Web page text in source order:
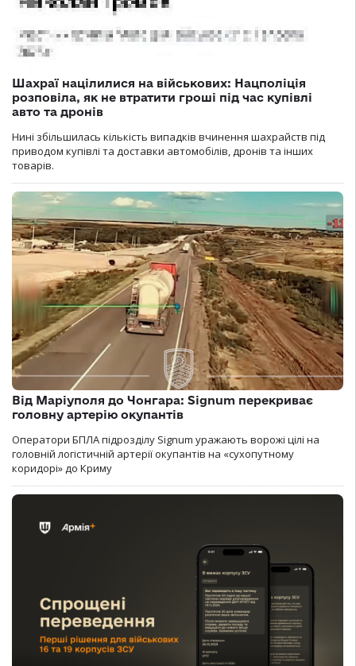
Шахраї націлилися на військових: Нацполіція
розповіла, як не втратити гроші під час купівлі
авто та дронів
Нині збільшилась кількість випадків вчинення шахрайств під
приводом купівлі та доставки автомобілів, дронів та інших
товарів.
Від Маріуполя до Чонгара: Signum перекриває
головну артерію окупантів
Оператори БПЛА підрозділу Signum уражають ворожі цілі на
головній логістичній артерії окупантів на «сухопутному
коридорі» до Криму